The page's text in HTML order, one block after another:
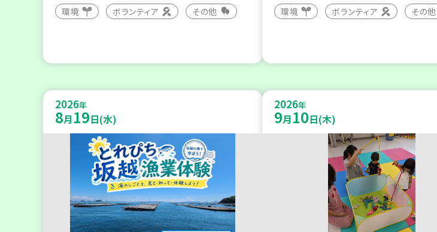
環境 ボランティア その他 環境 ボランティア その他
2026年
8月 19日(水)
2026年
9月 10日(木)